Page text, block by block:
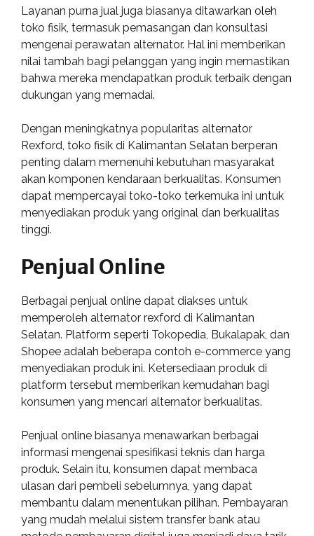
Layanan purna jual juga biasanya ditawarkan oleh
toko fisik, termasuk pemasangan dan konsultasi
mengenai perawatan alternator. Hal ini memberikan
nilai tambah bagi pelanggan yang ingin memastikan
bahwa mereka mendapatkan produk terbaik dengan
dukungan yang memadai.
Dengan meningkatnya popularitas alternator
Rexford, toko fisik di Kalimantan Selatan berperan
penting dalam memenuhi kebutuhan masyarakat
akan komponen kendaraan berkualitas. Konsumen
dapat mempercayai toko-toko terkemuka ini untuk
menyediakan produk yang original dan berkualitas
tinggi.
Penjual Online
Berbagai penjual online dapat diakses untuk
memperoleh alternator rexford di Kalimantan
Selatan. Platform seperti Tokopedia, Bukalapak, dan
Shopee adalah beberapa contoh e-commerce yang
menyediakan produk ini. Ketersediaan produk di
platform tersebut memberikan kemudahan bagi
konsumen yang mencari alternator berkualitas.
Penjual online biasanya menawarkan berbagai
informasi mengenai spesifikasi teknis dan harga
produk. Selain itu, konsumen dapat membaca
ulasan dari pembeli sebelumnya, yang dapat
membantu dalam menentukan pilihan. Pembayaran
yang mudah melalui sistem transfer bank atau